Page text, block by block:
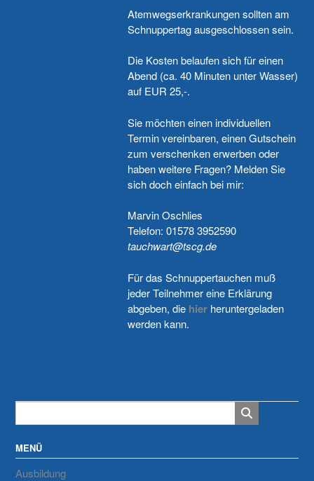
Atemwegserkrankungen sollten am
Schnuppertag ausgeschlossen sein.
Die Kosten belaufen sich für einen
Abend (ca. 40 Minuten unter Wasser)
auf EUR 25,-.
Sie möchten einen individuellen
Termin vereinbaren, einen Gutschein
zum verschenken erwerben oder
haben weitere Fragen? Melden Sie
sich doch einfach bei mir:
Marvin Oschlies
Telefon: 01578 3952590
tauchwart@tscg.de
Für das Schnuppertauchen muß
jeder Teilnehmer eine Erklärung
abgeben, die hier heruntergeladen
werden kann.
MENÜ
Ausbildung